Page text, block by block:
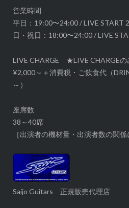
ョ
ン
営業時間
平日：19:00〜24:00 / LIVE START
日・祝日：18:00〜24:00 / LIVE
LIVE CHARGE ★LIVE CHARGEの
¥2,000～＋消費税・ご飲食代（
～）
座席数
38～40席
［出演者の機材量・出演者数の関
Saijo Guitars 正規販売代理店